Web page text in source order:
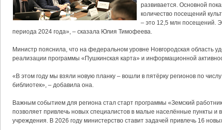
развивается. Основной
количество посещений
– это 12,5 млн посещений.
периода 2024 года», – сказала Юлия Тимофеева.
Министр пояснила, что на федеральном уровне Новгородская область
реализации программы «Пушкинская карта» и информационной
«В этом году мы взяли новую планку – вошли в пятёрку регионов по
библиотек», – добавила она.
Важным событием для региона стал старт программы «Земский
позволяет привлечь новых специалистов в малые населённые пункты и
учреждения. В 2026 году министерство ставит задачей привлечь 16